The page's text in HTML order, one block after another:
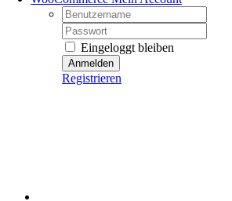
Username:
Password:
Eingeloggt bleiben
Registrieren